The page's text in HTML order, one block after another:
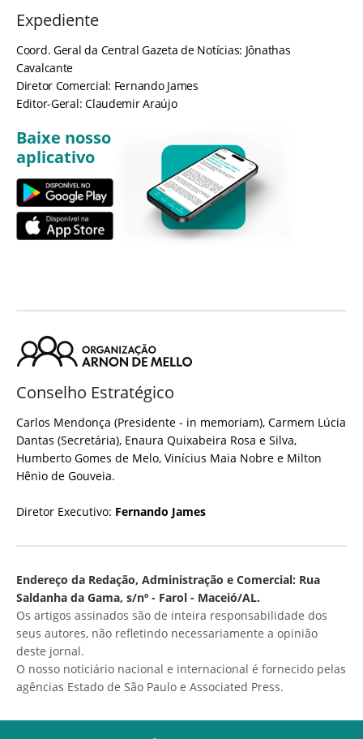
Expediente
Coord. Geral da Central Gazeta de Notícias: Jônathas
Cavalcante
Diretor Comercial: Fernando James
Editor-Geral: Claudemir Araújo
Baixe nosso
aplicativo
Conselho Estratégico
Carlos Mendonça (Presidente - in memoriam), Carmem Lúcia
Dantas (Secretária), Enaura Quixabeira Rosa e Silva,
Humberto Gomes de Melo, Vinícius Maia Nobre e Milton
Hênio de Gouveia.
Diretor Executivo: Fernando James
Endereço da Redação, Administração e Comercial: Rua
Saldanha da Gama, s/nº - Farol - Maceió/AL.
Os artigos assinados são de inteira responsabilidade dos
seus autores, não refletindo necessariamente a opinião
deste jornal.
O nosso noticiário nacional e internacional é fornecido pelas
agências Estado de São Paulo e Associated Press.